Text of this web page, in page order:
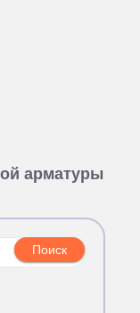
арматуры